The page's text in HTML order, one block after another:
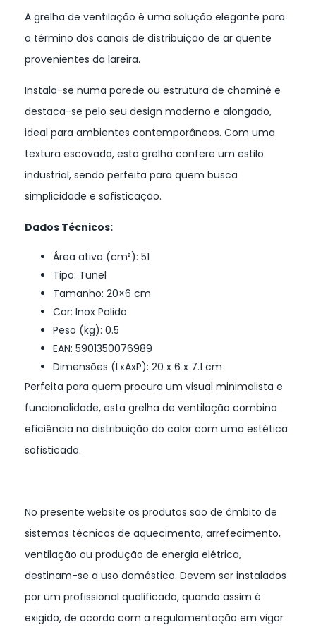
A grelha de ventilação é uma solução elegante para
o término dos canais de distribuição de ar quente
provenientes da lareira.
Instala-se numa parede ou estrutura de chaminé e
destaca-se pelo seu design moderno e alongado,
ideal para ambientes contemporâneos. Com uma
textura escovada, esta grelha confere um estilo
industrial, sendo perfeita para quem busca
simplicidade e sofisticação.
Dados Técnicos:
Área ativa (cm²): 51
Tipo: Tunel
Tamanho: 20×6 cm
Cor: Inox Polido
Peso (kg): 0.5
EAN: 5901350076989
Dimensões (LxAxP): 20 x 6 x 7.1 cm
Perfeita para quem procura um visual minimalista e
funcionalidade, esta grelha de ventilação combina
eficiência na distribuição do calor com uma estética
sofisticada.
No presente website os produtos são de âmbito de
sistemas técnicos de aquecimento, arrefecimento,
ventilação ou produção de energia elétrica,
destinam-se a uso doméstico. Devem ser instalados
por um profissional qualificado, quando assim é
exigido, de acordo com a regulamentação em vigor